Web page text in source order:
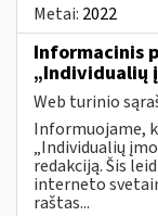
Metai: 2022
Informacinis
„Individualių
Web turinio
Informuojame,
„Individualių
redakciją. Šis
interneto
raštas...